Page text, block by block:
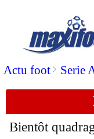
Actu foot> Serie
Bientôt
:
22/03
22/03 Lille: la